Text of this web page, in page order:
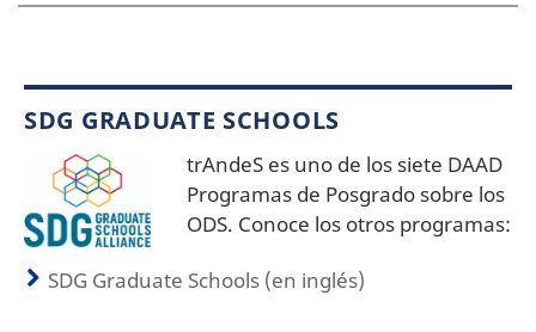
SDG GRADUATE SCHOOLS
trAndeS es uno de los siete DAAD
Programas de Posgrado sobre los
ODS. Conoce los otros programas:
SDG Graduate Schools (en inglés)